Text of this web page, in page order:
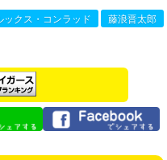
ックス・コンラッド 藤浪晋太郎